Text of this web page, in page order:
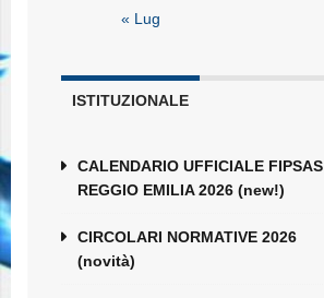
« Lug
ISTITUZIONALE
CALENDARIO UFFICIALE FIPSAS
REGGIO EMILIA 2026 (new!)
CIRCOLARI NORMATIVE 2026
(novità)